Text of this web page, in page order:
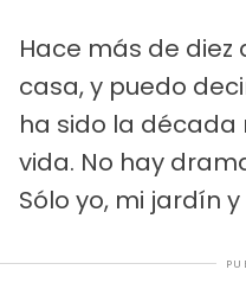
Hace más de diez
casa, y puedo
ha sido la
vida. No hay
Sólo yo, mi jardín